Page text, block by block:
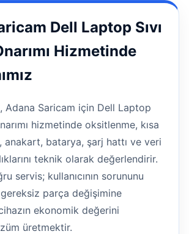
Dell Laptop Sıvı
Hizmetinde
, Adana Saricam için Dell Laptop
hizmetinde oksitlenme, kısa
anakart, batarya, şarj hattı ve veri
teknik olarak değerlendirir.
servis; kullanıcının sorununu
parça değişimine
ekonomik değerini
üretmektir.